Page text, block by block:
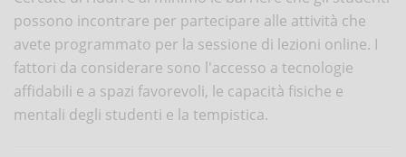
possono incontrare per partecipare alle attività che
avete programmato per la sessione di lezioni online. I
fattori da considerare sono l'accesso a tecnologie
affidabili e a spazi favorevoli, le capacità fisiche e
mentali degli studenti e la tempistica.